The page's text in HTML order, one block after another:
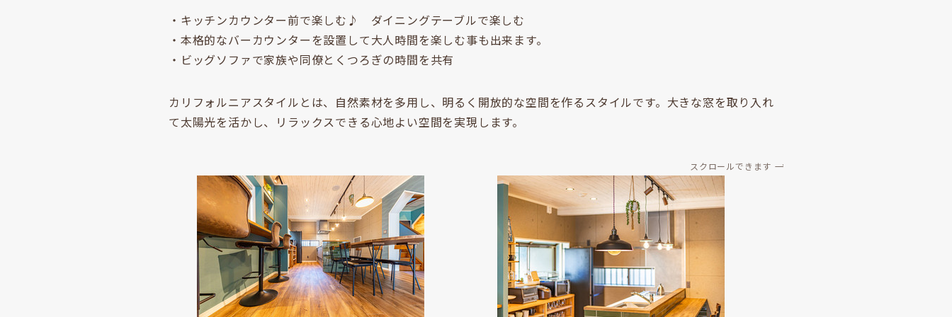
・キッチンカウンター前で楽しむ♪ ダイニングテーブルで楽しむ
・本格的なバーカウンターを設置して大人時間を楽しむ事も出来ます。
・ビッグソファで家族や同僚とくつろぎの時間を共有
カリフォルニアスタイルとは、自然素材を多用し、明るく開放的な空間を作るスタイルです。大きな窓を取り入れ
て太陽光を活かし、リラックスできる心地よい空間を実現します。
スクロールできます